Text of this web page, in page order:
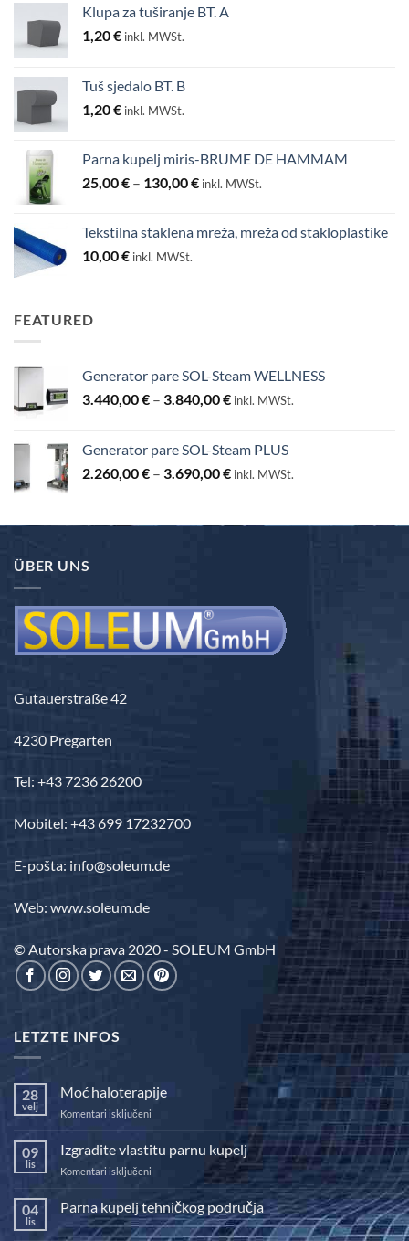
Klupa za tuširanje BT. A
1,20€ inkl. MWSt.
Tuš sjedalo BT. B
1,20€ inkl. MWSt.
Parna kupelj miris-BRUME DE HAMMAM
25,00€ – 130,00€Raspon
25,00 €
inkl. MWSt.
Tekstilna staklena mreža, mreža od stakloplastike
10,00€ inkl. MWSt.
FEATURED
Generator pare SOL-Steam WELLNESS
3.440,00€ – 3.840,00€Raspon
3.440,00 €
do
inkl. MWSt.
Generator pare SOL-Steam PLUS
2.260,00€ – 3.690,00€Raspon
2.260,00 €
inkl. MWSt.
ÜBER UNS
Gutauerstraße 42
4230 Pregarten
Tel: +43 7236 26200
Mobitel: +43 699 17232700
E-pošta: info@soleum.de
Web: www.soleum.de
© Autorska prava 2020 - SOLEUM GmbH
LETZTE INFOS
28
velj
Moć haloterapije
Komentari isključeni
haloterapije
09
lis
Izgradite vlastitu parnu kupelj
Komentari isključeni
vlastitu
parnu
kupelj
04
lis
Parna kupelj tehničkog područja
Nema
komentara